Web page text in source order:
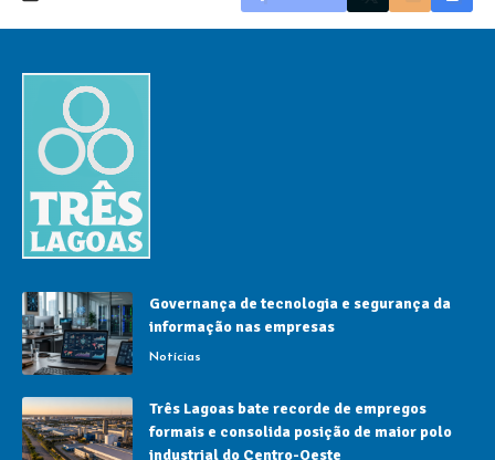
Governança de tecnologia e segurança da
informação nas empresas
Notícias
Três Lagoas bate recorde de empregos
formais e consolida posição de maior polo
industrial do Centro-Oeste